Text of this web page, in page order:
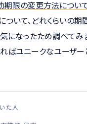
期限の変更方法につい
ついて、どれくらいの
になったため調べてみ
ばユニークなユーザー
た人